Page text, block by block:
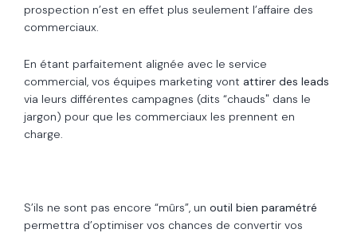
prospection n’est en effet plus seulement l’affaire des
commerciaux.
En étant parfaitement alignée avec le service
commercial, vos équipes marketing vont attirer des leads
via leurs différentes campagnes (dits “chauds" dans le
jargon) pour que les commerciaux les prennent en
charge.
S’ils ne sont pas encore “mûrs”, un outil bien paramétré
permettra d’optimiser vos chances de convertir vos